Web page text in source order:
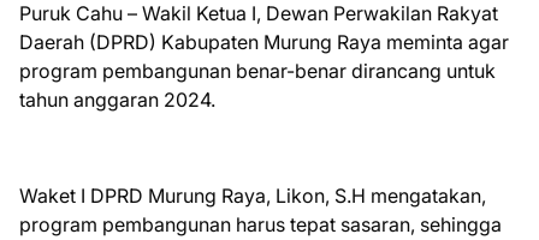
Puruk Cahu – Wakil Ketua I, Dewan Perwakilan Rakyat
Daerah (DPRD) Kabupaten Murung Raya meminta agar
program pembangunan benar-benar dirancang untuk
tahun anggaran 2024.
Waket I DPRD Murung Raya, Likon, S.H mengatakan,
program pembangunan harus tepat sasaran, sehingga